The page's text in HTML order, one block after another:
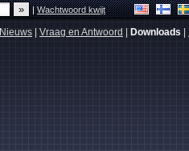
|Wachtwoord kwijt
Nieuws Vraag en Antwoord Downloads